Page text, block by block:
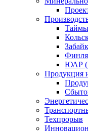
ЮАР
Продукция
Техпрорыв